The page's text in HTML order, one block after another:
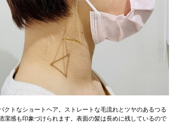
クトなショートヘア。ストレートな毛流れとツヤのあるつる
潔感も印象づけられます。表面の髪は長めに残しているので